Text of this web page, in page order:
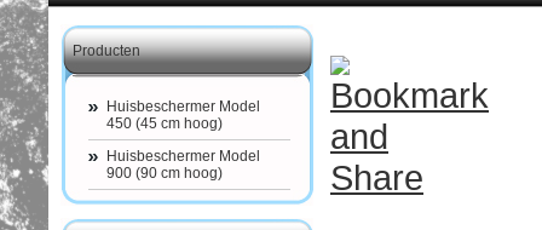
Producten
Huisbeschermer Model
450 (45 cm hoog)
Huisbeschermer Model
900 (90 cm hoog)